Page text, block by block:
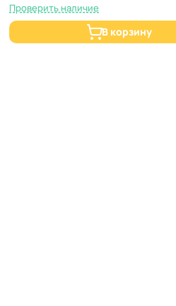
Проверить наличие
В корзину